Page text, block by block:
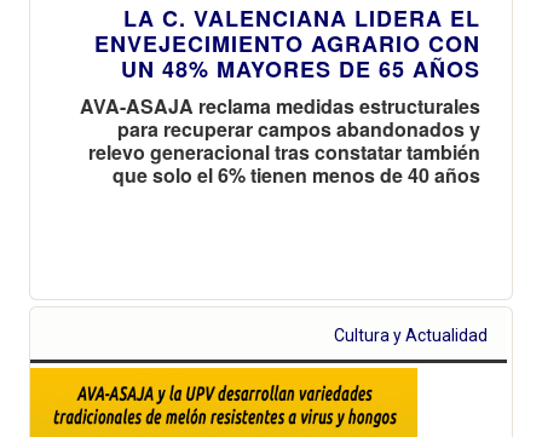
LA C. VALENCIANA LIDERA EL
ENVEJECIMIENTO AGRARIO CON
UN 48% MAYORES DE 65 AÑOS
AVA-ASAJA reclama medidas estructurales
para recuperar campos abandonados y
relevo generacional tras constatar también
que solo el 6% tienen menos de 40 años
Cultura y Actualidad